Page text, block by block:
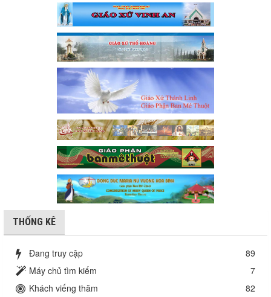
THỐNG KÊ
Đang truy cập
89
Máy chủ tìm kiếm
7
Khách viếng thăm
82